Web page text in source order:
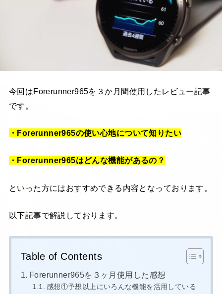
今回はForerunner965を３か月間使用したレビュー記事
です。
・Forerunner965の使い心地について知りたい
・Forerunner965はどんな機能があるの？
といった方にはおすすめできる内容となっております。
以下記事で解説しております。
Table of Contents
Forerunner965を３ヶ月使用した感想
感想①予想以上にいろんな機能を活用している